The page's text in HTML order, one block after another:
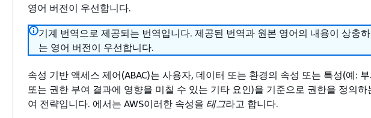
영어 버전이 우선합니다.
기계 번역으로 제공되는 번역입니다. 제공된 번역과 원본 영어의 내용이 상충
는 영어 버전이 우선합니다.
속성 기반 액세스 제어(ABAC)는 사용자, 데이터 또는 환경의 속성 또는 특성(예:
또는 권한 부여 결과에 영향을 미칠 수 있는 기타 요인)을 기준으로 권한을 정의하
여 전략입니다. 에서는 AWS이러한 속성을 태그라고 합니다.